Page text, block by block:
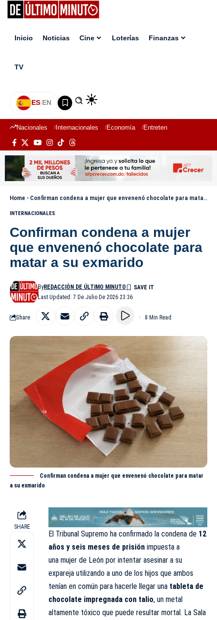
Inicio Noticias Cine Loterías Finanzas
TV
ES|EN
Nacionales Internacionales Economía Entretenimiento
Home - Confirman condena a mujer que envenenó chocolate para matar a su exmarido
INTERNACIONALES
Confirman condena a mujer
que envenenó chocolate para
matar a su exmarido
Last Updated: 7 De Julio De 2026 23:36
ByREDACCIÓN DE ÚLTIMO MINUTO
Share 8 Min Read
Confirman condena a mujer que envenenó chocolate para matar
a su exmarido
SHARE
El Tribunal Supremo ha confirmado la condena de 12
años y seis meses de prisión impuesta a
una mujer de León por intentar asesinar a su
expareja utilizando a uno de los hijos que ambos
tenían en común para hacerle llegar una tableta de
chocolate impregnada con talio, un metal
altamente tóxico que puede resultar mortal. La Sala